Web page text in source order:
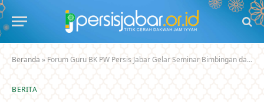
Beranda » Forum Guru BK PW Persis Jabar Gelar Seminar Bimbingan dan Konseling pada Jabar Book Fair 2026
BERITA